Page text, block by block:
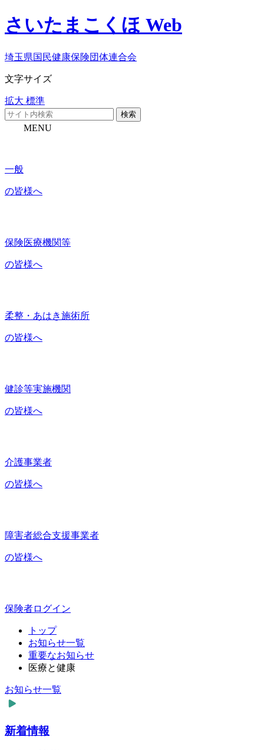
さいたまこくほ Web
埼玉県国民健康保険団体連合会
文字サイズ
拡大 標準
検索
MENU
一般
の皆様へ
保険医療機関等
の皆様へ
柔整・あはき施術所
の皆様へ
健診等実施機関
の皆様へ
介護事業者
の皆様へ
障害者総合支援事業者
の皆様へ
保険者ログイン
トップ
お知らせ一覧
重要なお知らせ
医療と健康
お知らせ一覧
新着情報